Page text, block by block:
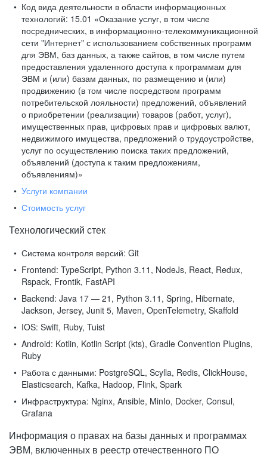
Код вида деятельности в области информационных
технологий: 15.01 «Оказание услуг, в том числе
посреднических, в информационно-телекоммуникационной
сети "Интернет" с использованием собственных программ
для ЭВМ, баз данных, а также сайтов, в том числе путем
предоставления удаленного доступа к программам для
ЭВМ и (или) базам данных, по размещению и (или)
продвижению (в том числе посредством программ
потребительской лояльности) предложений, объявлений
о приобретении (реализации) товаров (работ, услуг),
имущественных прав, цифровых прав и цифровых валют,
недвижимого имущества, предложений о трудоустройстве,
услуг по осуществлению поиска таких предложений,
объявлений (доступа к таким предложениям,
объявлениям)»
Услуги компании
Стоимость услуг
Технологический стек
Система контроля версий: Git
Frontend: TypeScript, Python 3.11, NodeJs, React, Redux,
Rspack, Frontik, FastAPI
Backend: Java 17 — 21, Python 3.11, Spring, Hibernate,
Jackson, Jersey, Junit 5, Maven, OpenTelemetry, Skaffold
IOS: Swift, Ruby, Tuist
Android: Kotlin, Kotlin Script (kts), Gradle Convention Plugins,
Ruby
Работа с данными: PostgreSQL, Scylla, Redis, ClickHouse,
Elasticsearch, Kafka, Hadoop, Flink, Spark
Инфраструктура: Nginx, Ansible, MinIo, Docker, Consul,
Grafana
Информация о правах на базы данных и программах
ЭВМ, включенных в реестр отечественного ПО